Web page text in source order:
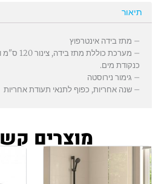
תיאור
– מתז בידה אינטרפוץ
– מערכת
כנקודת מים.
– גימור נירוסטה
– שנה אחריות, כפוף לתנאי תעודת אחריות
מוצרים